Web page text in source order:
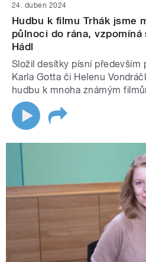
24. duben 2024
Hudbu k filmu Trhák jsme
půlnoci do rána, vzpomíná
Hádl
Složil desítky písní především
Karla Gotta či Helenu
hudbu k mnoha známým